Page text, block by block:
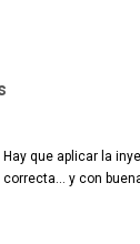
Hay que aplicar la
correcta… y con